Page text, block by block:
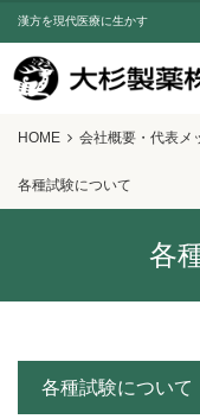
漢方を現代医療に生かす
HOME 会社概要・代表メ
各種試験について
各
各種試験について